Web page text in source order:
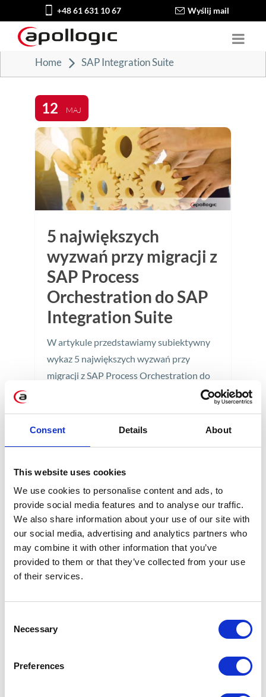
Consent Details About
This website uses cookies
We use cookies to personalise content and ads, to
provide social media features and to analyse our traffic.
We also share information about your use of our site with
our social media, advertising and analytics partners who
may combine it with other information that you’ve
provided to them or that they’ve collected from your use
of their services.
Selection
Necessary
Preferences
+48 61 631 10 67 Wyślij mail
Home SAP Integration Suite
12 MAJ
5 największych
wyzwań przy migracji z
SAP Process
Orchestration do SAP
Integration Suite
W artykule przedstawiamy subiektywny
wykaz 5 największych wyzwań przy
migracji z SAP Process Orchestration do
5 min
KATEGORIE
Aktualności prawne
Baza wiedzy
E-booki